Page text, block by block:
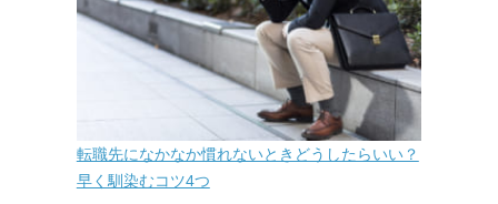
転職先になかなか慣れないときどうしたらいい？
早く馴染むコツ4つ